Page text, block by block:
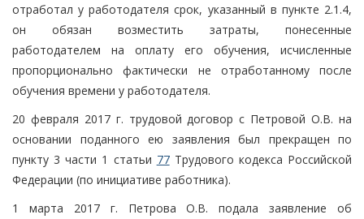
отработал у работодателя срок, указанный в пункте 2.1.4,
он обязан возместить затраты, понесенные
работодателем на оплату его обучения, исчисленные
пропорционально фактически не отработанному после
обучения времени у работодателя.
20 февраля 2017 г. трудовой договор с Петровой О.В. на
основании поданного ею заявления был прекращен по
пункту 3 части 1 статьи 77Трудового кодекса Российской
Федерации (по инициативе работника).
1 марта 2017 г. Петрова О.В. подала заявление об